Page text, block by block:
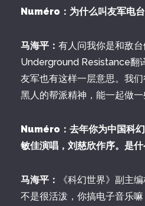
Numéro：为什么叫友军电台
马海平： 有人问我你是和敌
Underground Resistance翻
友军也有这样一层意思。我
黑人的帮派精神，能一起做一
Numéro：去年你为中国科
敏佳演唱，刘慈欣作序。是
马海平：
《科幻世界》副主
不是很活泼，你搞电子音乐